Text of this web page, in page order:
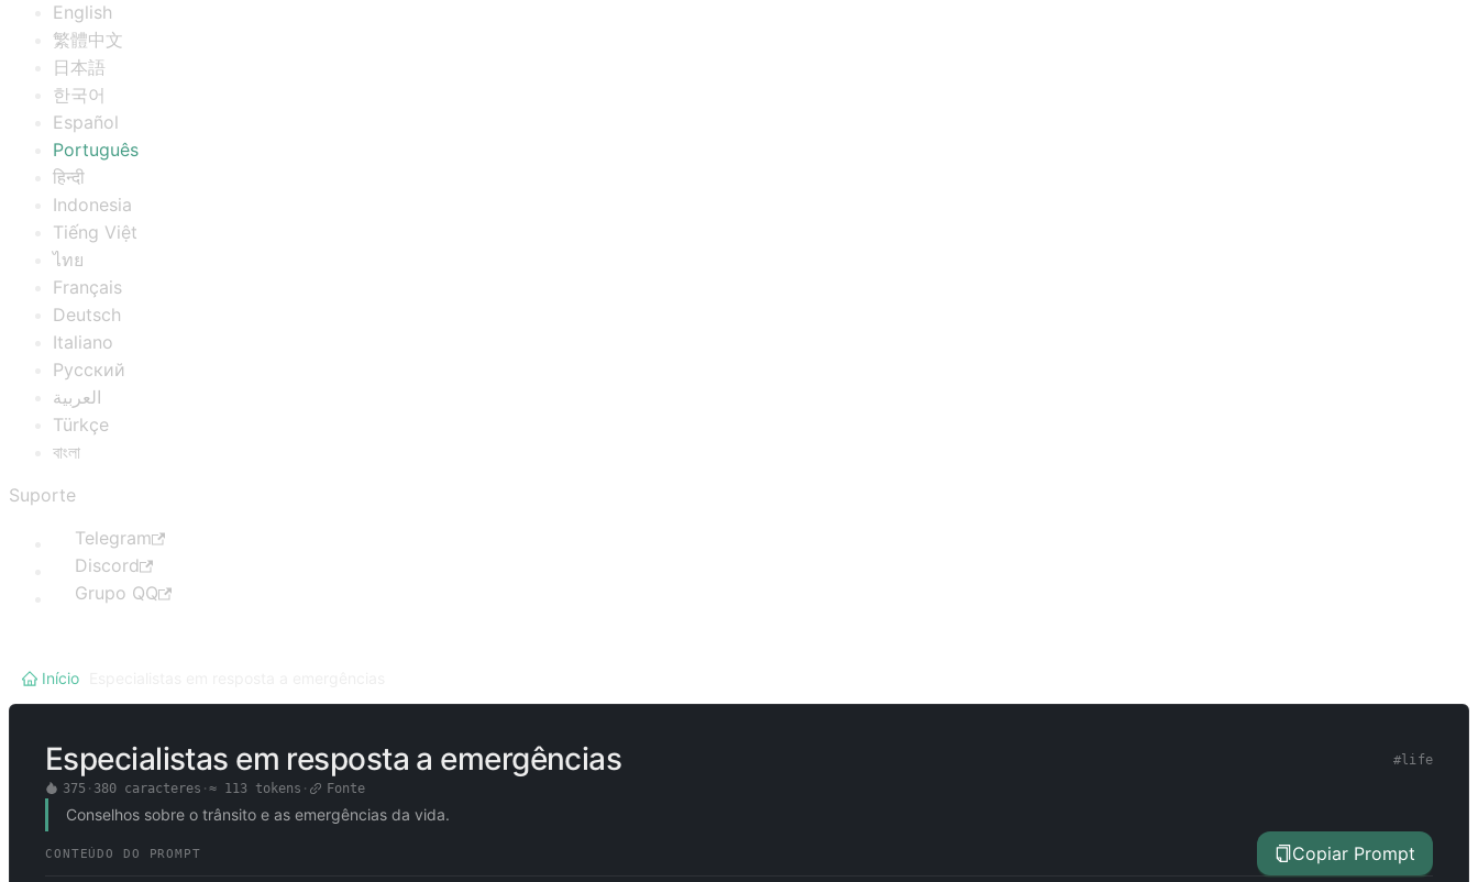
English
繁體中文
日本語
한국어
Español
Português
हिन्दी
Indonesia
Tiếng Việt
ไทย
Français
Deutsch
Italiano
Русский
العربية
Türkçe
বাংলা
Suporte
Telegram
Discord
Grupo QQ
Início
Especialistas em resposta a emergências #life
375 · 380 caracteres · ≈ 113tokens · Fonte
Conselhos sobre o trânsito e as emergências da vida.
CONTEÚDO DO PROMPT Copiar Prompt